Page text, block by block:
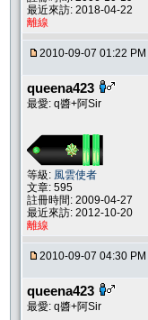
最近來訪: 2018-04-22
離線
2010-09-07 01:22 PM
queena423
最愛: q醬+阿Sir
等級: 風雲使者
文章: 595
註冊時間: 2009-04-27
最近來訪: 2012-10-20
離線
2010-09-07 04:30 PM
queena423
最愛: q醬+阿Sir